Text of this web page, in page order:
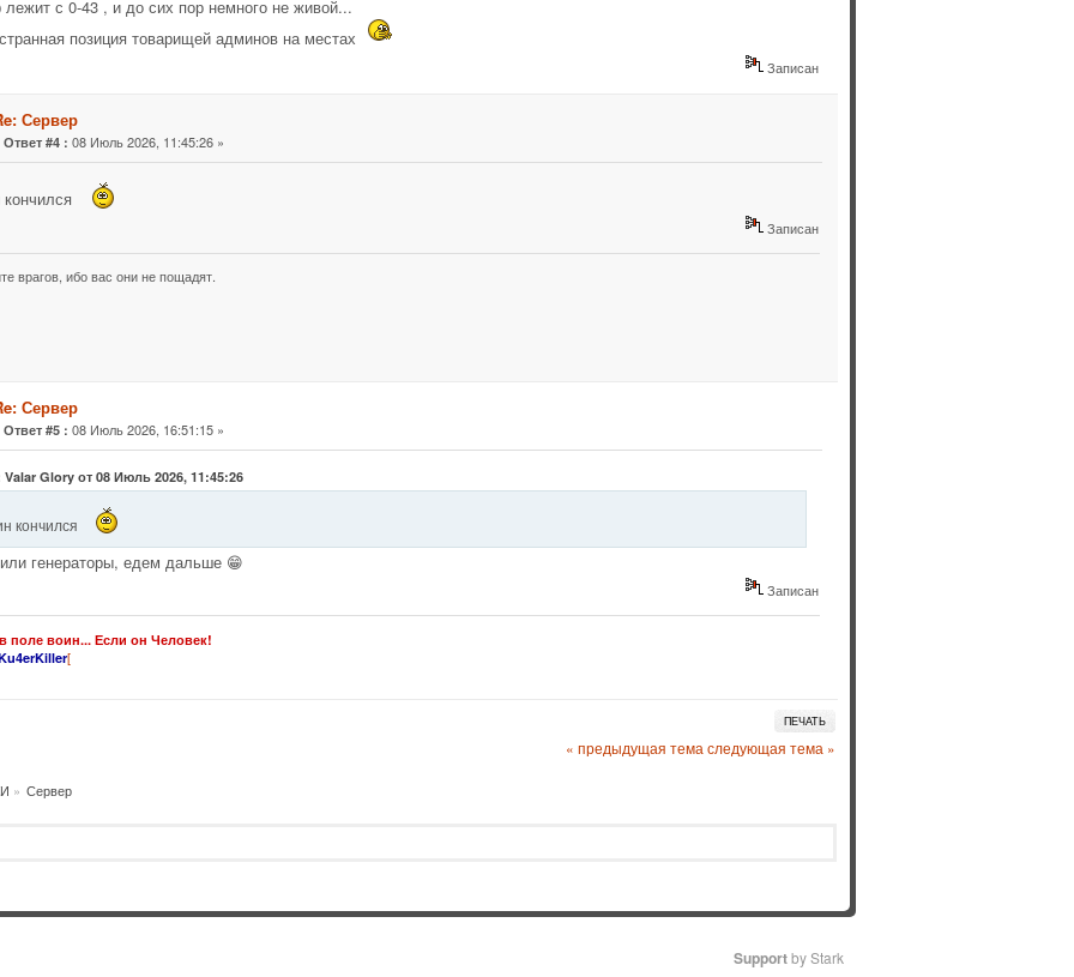
лежит с 0-43 , и до сих пор немного не живой...
позиция товарищей админов на местах
Записан
Сервер
Ответ #4 : 08 Июль 2026, 11:45:26 »
Записан
врагов, ибо вас они не пощадят.
Сервер
Ответ #5 : 08 Июль 2026, 16:51:15 »
Valar Glory от 08 Июль 2026, 11:45:26
кончился
генераторы, едем дальше 😁
Записан
поле воин... Если он Человек!
[
ПЕЧАТЬ
« предыдущая тема следующая тема »
» Сервер
Supportby Stark